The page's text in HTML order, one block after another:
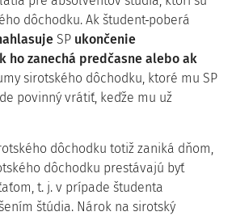
dôchodku. Ak študent poberá
SP ukončenie
ho zanechá predčasne alebo ak
sirotského dôchodku, ktoré mu SP
povinný vrátiť, keďže mu už
dôchodku totiž zaniká dňom,
dôchodku prestávajú byť
t. j. v prípade študenta
štúdia. Nárok na sirotský